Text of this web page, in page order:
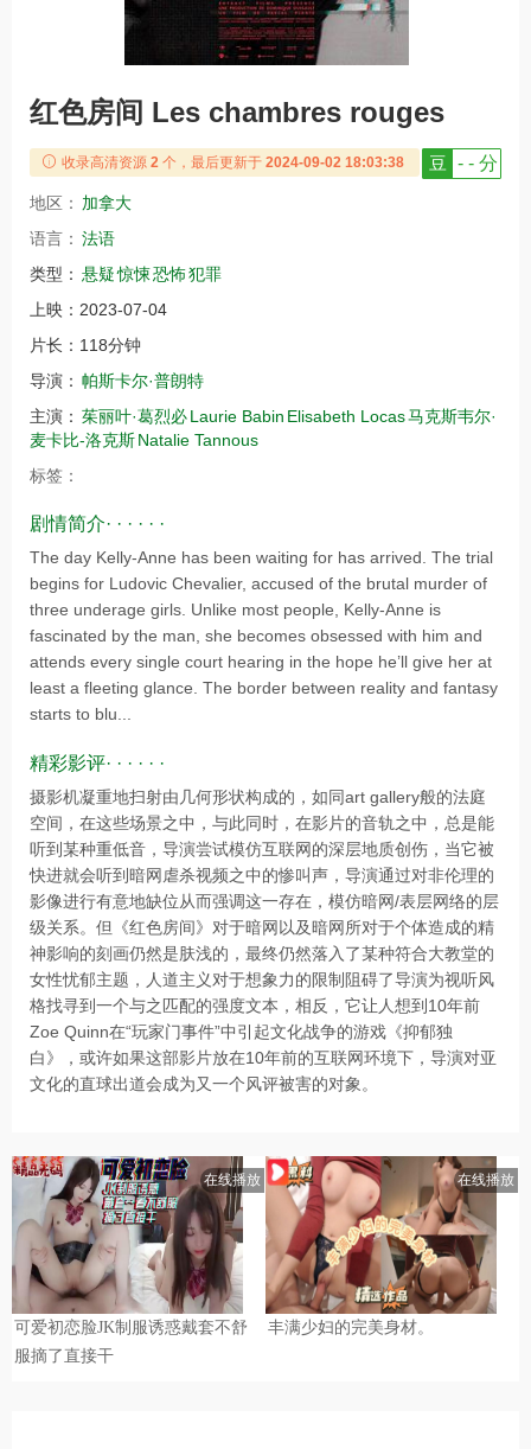
红色房间 Les chambres rouges
豆 - - 分
收录高清资源 2 个，最后更新于 2024-09-02 18:03:38
地区： 加拿大
语言： 法语
类型： 悬疑惊悚恐怖犯罪
上映： 2023-07-04
片长： 118分钟
导演： 帕斯卡尔·普朗特
主演： 茱丽叶·葛烈必Laurie Babin Elisabeth Locas马克斯韦尔·
麦卡比-洛克斯Natalie Tannous
标签：
剧情简介· · · · · ·
The day Kelly-Anne has been waiting for has arrived. The trial
begins for Ludovic Chevalier, accused of the brutal murder of
three underage girls. Unlike most people, Kelly-Anne is
fascinated by the man, she becomes obsessed with him and
attends every single court hearing in the hope he’ll give her at
least a fleeting glance. The border between reality and fantasy
starts to blu...
精彩影评· · · · · ·
摄影机凝重地扫射由几何形状构成的，如同art gallery般的法庭
空间，在这些场景之中，与此同时，在影片的音轨之中，总是能
听到某种重低音，导演尝试模仿互联网的深层地质创伤，当它被
快进就会听到暗网虐杀视频之中的惨叫声，导演通过对非伦理的
影像进行有意地缺位从而强调这一存在，模仿暗网/表层网络的层
级关系。但《红色房间》对于暗网以及暗网所对于个体造成的精
神影响的刻画仍然是肤浅的，最终仍然落入了某种符合大教堂的
女性忧郁主题，人道主义对于想象力的限制阻碍了导演为视听风
格找寻到一个与之匹配的强度文本，相反，它让人想到10年前
Zoe Quinn在“玩家门事件”中引起文化战争的游戏《抑郁独
白》，或许如果这部影片放在10年前的互联网环境下，导演对亚
文化的直球出道会成为又一个风评被害的对象。